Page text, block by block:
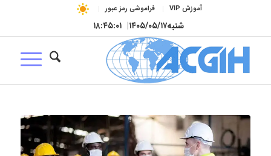
آموزش VIP فراموشی رمز عبور
شنبه۱۴۰۵/۰۵/۱۷| ۱۸:۴۵:۰۲